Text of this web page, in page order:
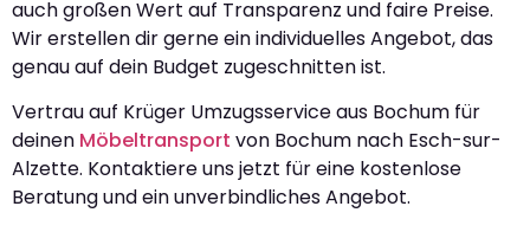
auch großen Wert auf Transparenz und faire Preise.
Wir erstellen dir gerne ein individuelles Angebot, das
genau auf dein Budget zugeschnitten ist.
Vertrau auf Krüger Umzugsservice aus Bochum für
deinen Möbeltransport von Bochum nach Esch-sur-
Alzette. Kontaktiere uns jetzt für eine kostenlose
Beratung und ein unverbindliches Angebot.